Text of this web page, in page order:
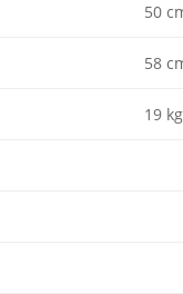
50
58
19 kg